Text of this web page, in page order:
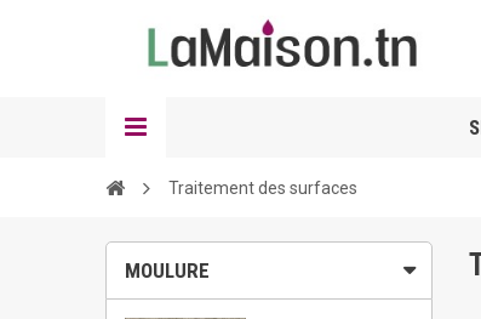
Traitement des surfaces
MOULURE